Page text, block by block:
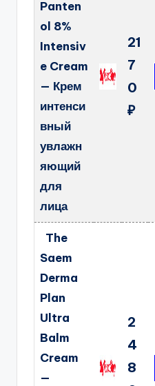
Panten
ol 8%
Intensiv
e Cream
— Крем
интенси
вный
увлажн
яющий
для
лица
21
7
0
₽
The
Saem
Derma
Plan
Ultra
Balm
Cream
—
2
4
8